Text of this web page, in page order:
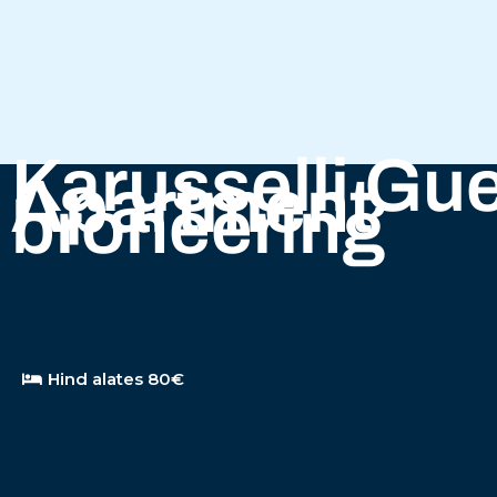
Karusselli
Apartment
broneering
Hind alates 80€